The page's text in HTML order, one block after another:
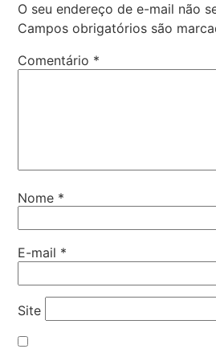
O seu endereço de e-mail não
Campos obrigatórios são
Comentário *
Nome *
E-mail *
Site